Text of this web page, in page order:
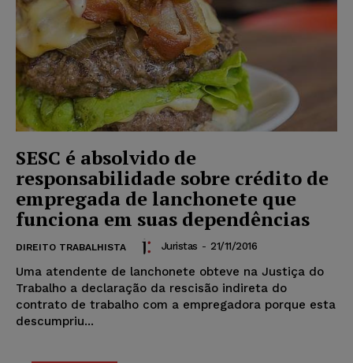
SESC é absolvido de
responsabilidade sobre crédito de
empregada de lanchonete que
funciona em suas dependências
DIREITO TRABALHISTA Juristas - 21/11/2016
Uma atendente de lanchonete obteve na Justiça do
Trabalho a declaração da rescisão indireta do
contrato de trabalho com a empregadora porque esta
descumpriu...